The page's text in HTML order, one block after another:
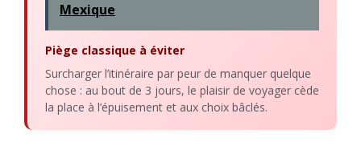
Mexique
Piège classique à éviter
Surcharger l’itinéraire par peur de manquer quelque
chose : au bout de 3 jours, le plaisir de voyager cède
la place à l’épuisement et aux choix bâclés.